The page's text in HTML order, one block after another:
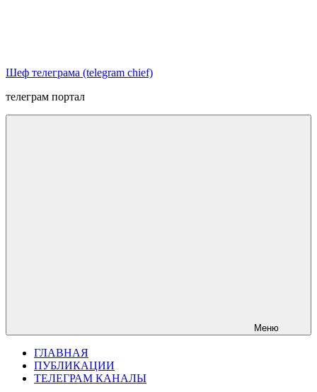
Шеф телеграма (telegram chief)
телеграм портал
Меню
ГЛАВНАЯ
ПУБЛИКАЦИИ
ТЕЛЕГРАМ КАНАЛЫ